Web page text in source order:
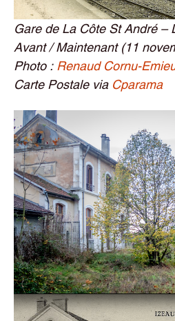
Gare de La Côte St André –
Avant / Maintenant (11
Photo : Renaud Cornu-
Carte Postale via Cparama